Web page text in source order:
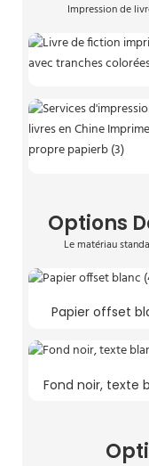
Impression de
Options
Le matériau
Papier offset
Fond noir, texte